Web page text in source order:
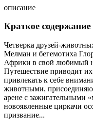
описание
Краткое содержание
Четверка друзей-
Мелман и бегемотиха
Африки в свой любимый
Путешествие приводит
привлекать к себе
животными,
арене с зажигательными
новоявленные циркачи
призвание...